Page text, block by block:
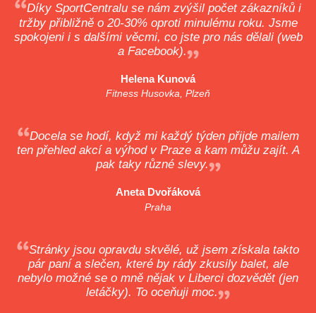
Díky SportCentralu se nám zvýšil počet zákazníků i
tržby přibližně o 20-30% oproti minulému roku. Jsme
spokojeni i s dalšími věcmi, co jste pro nás dělali (web
a Facebook).
Helena Kunová
Fitness Husovka, Plzeň
Docela se hodí, když mi každý týden přijde mailem
ten přehled akcí a výhod v Praze a kam můžu zajít. A
pak taky různé slevy.
Aneta Dvořáková
Praha
Stránky jsou opravdu skvělé, už jsem získala takto
pár paní a slečen, které by rády zkusily balet, ale
nebylo možné se o mně nějak v Liberci dozvědět (jen
letáčky). To oceňuji moc.